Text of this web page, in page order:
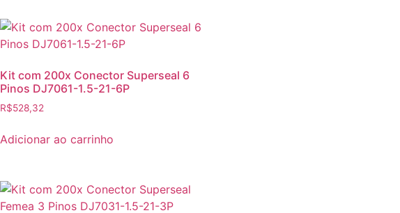
Kit com 200x Conector Superseal 6
Pinos DJ7061-1.5-21-6P
R$528,32
Adicionar ao carrinho